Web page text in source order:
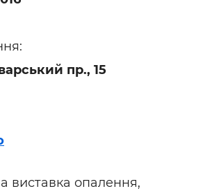
пр., 15
виставка опалення,